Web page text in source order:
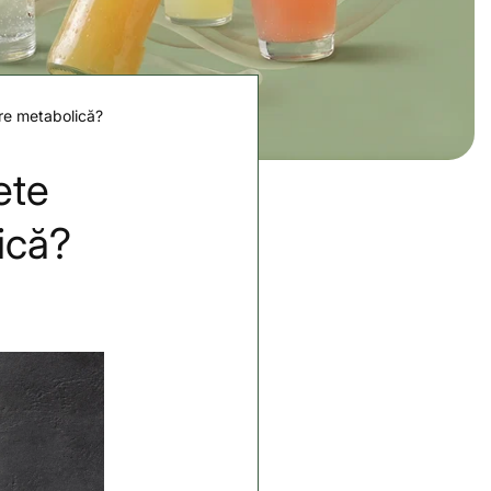
metabolică?